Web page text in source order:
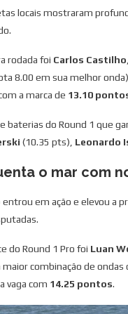
locais mostraram
rodada foi Carlos Castilho
8.00 em sua melhor
a marca de 13.10
baterias do Round 1 que
(10.35 pts), Leonardo
o mar com
entrou em ação e elevou a
do Round 1 Pro foi Luan
maior combinação de
vaga com 14.25 pontos.